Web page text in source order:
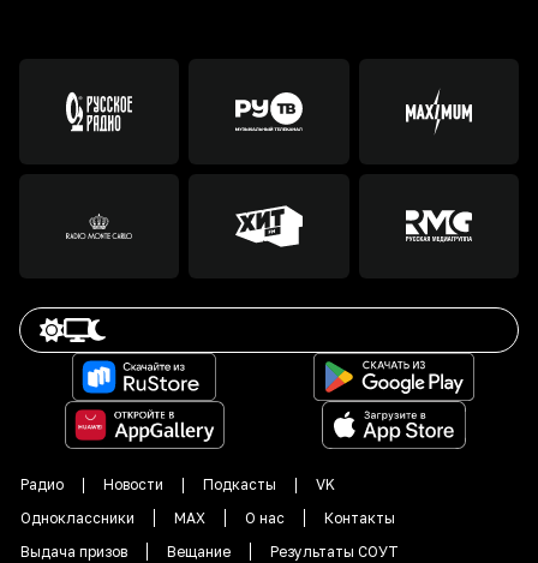
Радио Новости Подкасты
VK
Одноклассники
MAX О нас
Контакты
Выдача призов
Вещание Результаты СОУТ